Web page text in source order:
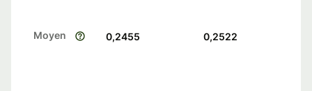
Moyen 0,2455 0,2522